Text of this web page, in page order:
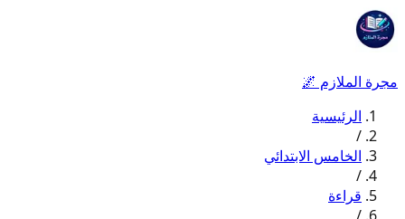
مجرة الملازم 🌌
الرئيسية
/
الخامس الابتدائي
/
قراءة